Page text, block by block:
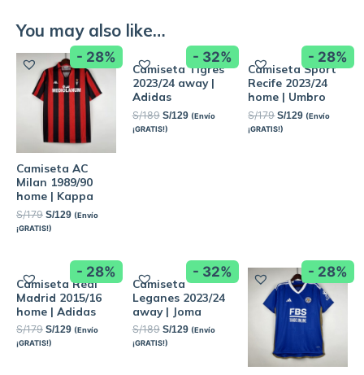
You may also like…
- 28%
Camiseta AC
Milan 1989/90
home | Kappa
S/179 S/129 (Envío
¡GRATIS!)
- 32%
Camiseta Tigres
2023/24 away |
Adidas
S/189 S/129 (Envío
¡GRATIS!)
- 28%
Camiseta Sport
Recife 2023/24
home | Umbro
S/179 S/129 (Envío
¡GRATIS!)
- 28%
Camiseta Real
Madrid 2015/16
home | Adidas
S/179 S/129 (Envío
¡GRATIS!)
- 32%
Camiseta
Leganes 2023/24
away | Joma
S/189 S/129 (Envío
¡GRATIS!)
- 28%